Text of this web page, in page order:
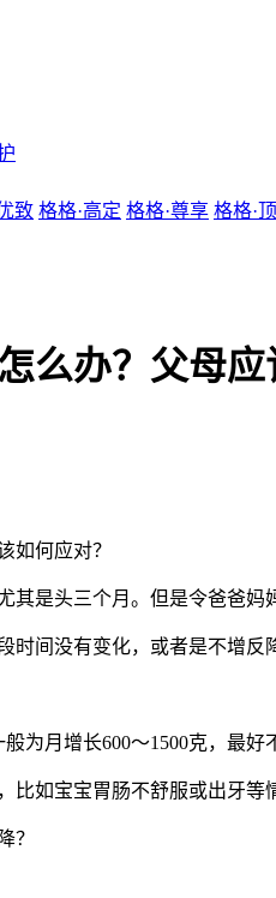
致 格格·高定 格格·尊享 格格·
么办？父母应
如何应对？
其是头三个月。但是令爸爸妈
时间没有变化，或者是不增反
为月增长600～1500克，最
比如宝宝胃肠不舒服或出牙
？